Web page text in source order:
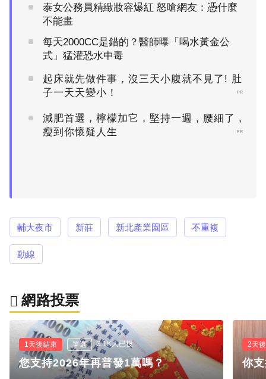
泰女公務員精緻妝容爆紅 怒嗆網友：憑什麼
不能畫
每天2000CC是錯的？醫師曝「喝水黃金公
式」猛灌恐水中毒
起床就先做件事，沒三天小腹就不見了! 肚
子一天天變小！
PR
減肥首選，檸檬加它，堅持一週，腰細了，
瘦到你懷疑人生
PR
輔大夜市 新莊 新北產業園區 不重複
動線
網路投票
1天後結束 單選 3.1K人已投
您支持2026年再普發1萬嗎？
2天
你